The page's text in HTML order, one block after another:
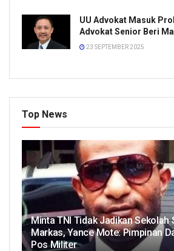
UU Advokat Masuk
Advokat Senior Beri
23 SEPTEMBER 2025
Top News
Minta TNI Tidak Jadikan Sekolah
Markas, Yance Mote: Pimpinan
Pos Militer